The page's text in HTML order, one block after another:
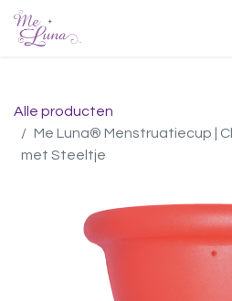
Alle producten
Me Luna® Menstruatiecup |
met Steeltje